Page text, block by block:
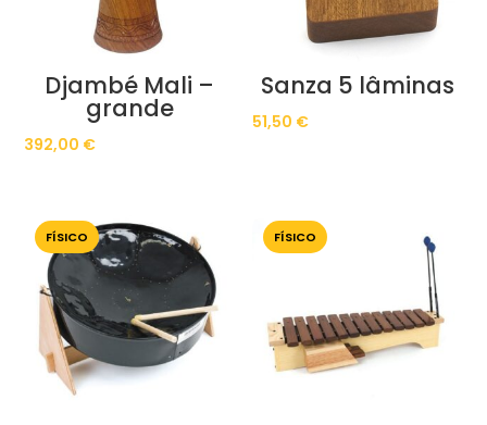
Djambé Mali –
grande
392,00 €
Sanza 5 lâminas
51,50 €
FÍSICO FÍSICO